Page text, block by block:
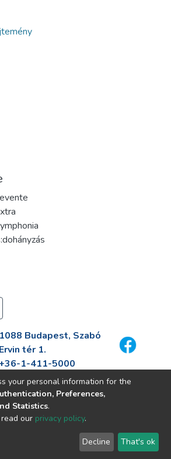
1088 Budapest, Szabó
Ervin tér 1.
+36-1-411-5000
fszek.hu
your personal information for the
Preferences,
Statistics.
our privacy policy.
Decline That's ok